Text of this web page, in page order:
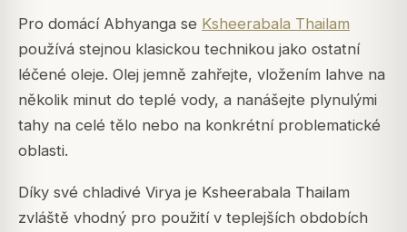
Pro domácí Abhyanga se Ksheerabala Thailam
používá stejnou klasickou technikou jako ostatní
léčené oleje. Olej jemně zahřejte, vložením lahve na
několik minut do teplé vody, a nanášejte plynulými
tahy na celé tělo nebo na konkrétní problematické
oblasti.
Díky své chladivé Virya je Ksheerabala Thailam
zvláště vhodný pro použití v teplejších obdobích